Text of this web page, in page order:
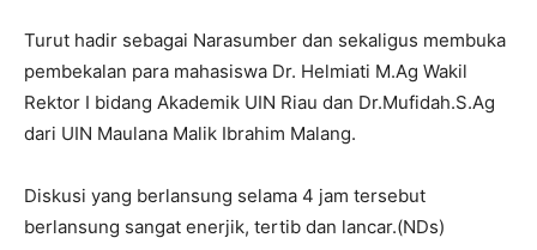
Turut hadir sebagai Narasumber dan sekaligus membuka
pembekalan para mahasiswa Dr. Helmiati M.Ag Wakil
Rektor I bidang Akademik UIN Riau dan Dr.Mufidah.S.Ag
dari UIN Maulana Malik Ibrahim Malang.
Diskusi yang berlansung selama 4 jam tersebut
berlansung sangat enerjik, tertib dan lancar.(NDs)